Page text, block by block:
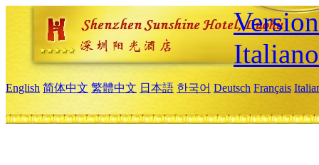
Italiano
English 简体中文 繁體中文 日本語 한국어 Deutsch Français